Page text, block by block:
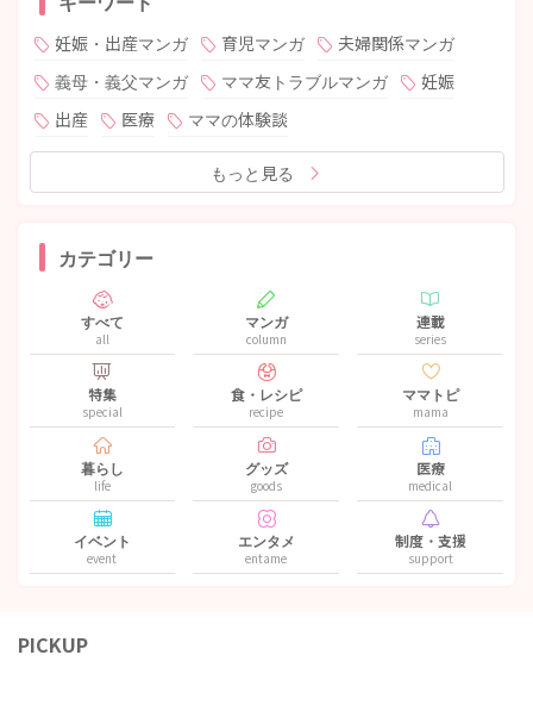
妊娠・出産マンガ 育児マンガ
夫婦関係マンガ
義母・義父マンガ
ママ友トラブルマンガ
妊娠
出産
医療 ママの体験談
もっと見る
カテゴリー
すべて
all
マンガ
column
連載
series
特集
special
食・レシピ
recipe
ママトピ
mama
暮らし
life
グッズ
goods
医療
medical
イベント
event
エンタメ
entame
制度・支援
support
PICKUP